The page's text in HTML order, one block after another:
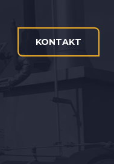
KONTAKT